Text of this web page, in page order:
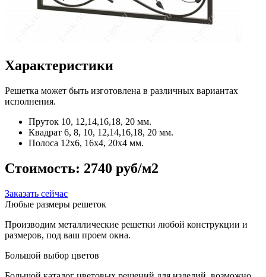
Характеристики
Решетка может быть изготовлена в различных вариантах
исполнения.
Пруток 10, 12,14,16,18, 20 мм.
Квадрат 6, 8, 10, 12,14,16,18, 20 мм.
Полоса 12x6, 16x4, 20x4 мм.
Стоимость: 2740 руб/м2
Заказать сейчас
Любые размеры решеток
Производим металлические решетки любой конструкции и
размеров, под ваш проем окна.
Большой выбор цветов